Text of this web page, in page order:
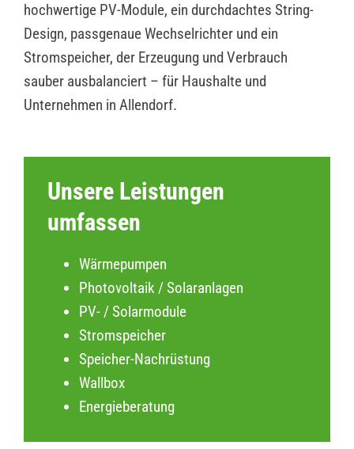
hochwertige PV-Module, ein durchdachtes String-
Design, passgenaue Wechselrichter und ein
Stromspeicher, der Erzeugung und Verbrauch
sauber ausbalanciert – für Haushalte und
Unternehmen in Allendorf.
Unsere Leistungen
umfassen
Wärmepumpen
Photovoltaik / Solaranlagen
PV- / Solarmodule
Stromspeicher
Speicher-Nachrüstung
Wallbox
Energieberatung